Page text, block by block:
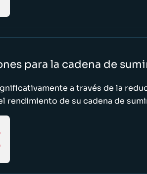
para la cadena de
a través de la
rendimiento de su cadena de